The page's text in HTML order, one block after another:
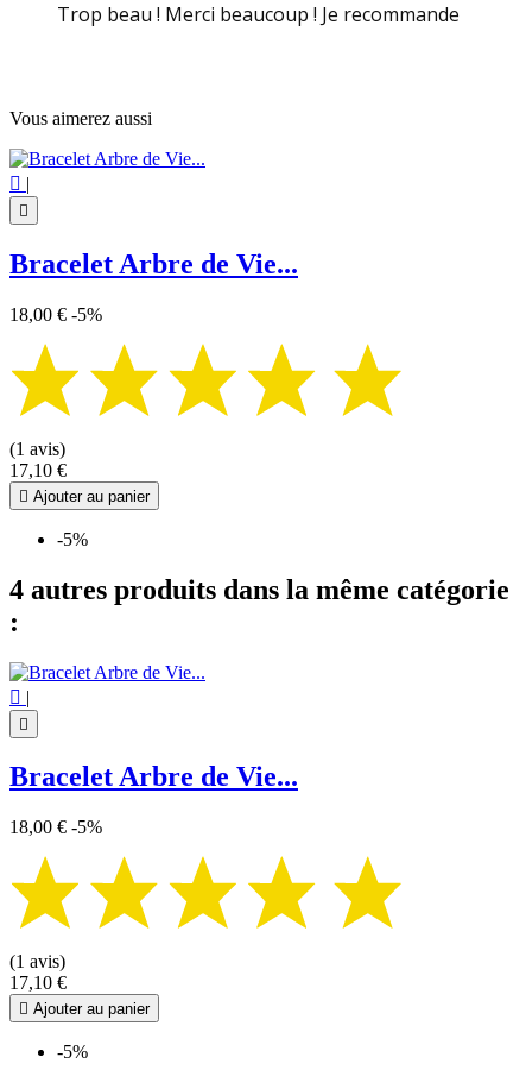
Trop beau ! Merci beaucoup ! Je recommande
Vous aimerez aussi
 |

Bracelet Arbre de Vie...
18,00 € -5%
(1 avis)
17,10 €
 Ajouter au panier
-5%
4 autres produits dans la même catégorie
:
 |

Bracelet Arbre de Vie...
18,00 € -5%
(1 avis)
17,10 €
 Ajouter au panier
-5%